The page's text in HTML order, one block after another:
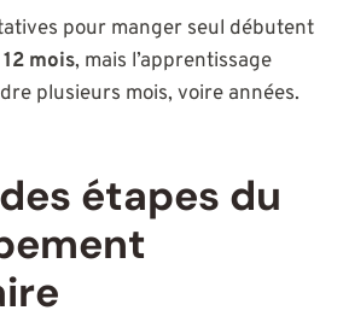
pour manger seul débutent
mois, mais l’apprentissage
plusieurs mois, voire années.
étapes du